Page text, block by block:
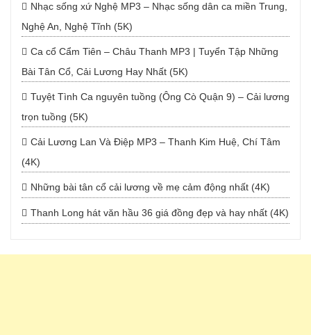
Nhạc sống xứ Nghệ MP3 – Nhạc sống dân ca miền Trung,
Nghệ An, Nghệ Tĩnh (5K)
Ca cổ Cẩm Tiên – Châu Thanh MP3 | Tuyển Tập Những
Bài Tân Cổ, Cải Lương Hay Nhất (5K)
Tuyệt Tình Ca nguyên tuồng (Ông Cò Quận 9) – Cải lương
trọn tuồng (5K)
Cải Lương Lan Và Điệp MP3 – Thanh Kim Huệ, Chí Tâm
(4K)
Những bài tân cổ cải lương về mẹ cảm động nhất (4K)
Thanh Long hát văn hầu 36 giá đồng đẹp và hay nhất (4K)